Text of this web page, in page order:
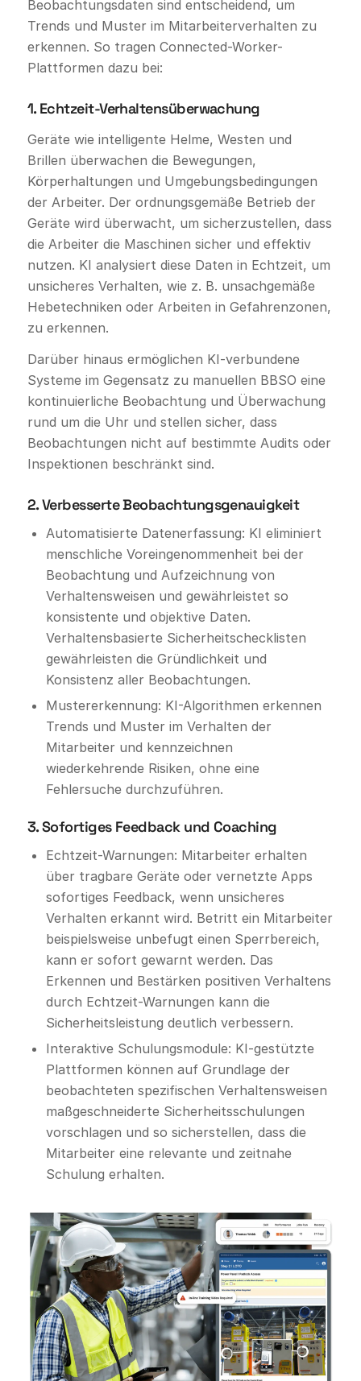
Beobachtungsdaten sind entscheidend, um
Trends und Muster im Mitarbeiterverhalten zu
erkennen. So tragen Connected-Worker-
Plattformen dazu bei:
1. Echtzeit-Verhaltensüberwachung
Geräte wie intelligente Helme, Westen und
Brillen überwachen die Bewegungen,
Körperhaltungen und Umgebungsbedingungen
der Arbeiter. Der ordnungsgemäße Betrieb der
Geräte wird überwacht, um sicherzustellen, dass
die Arbeiter die Maschinen sicher und effektiv
nutzen. KI analysiert diese Daten in Echtzeit, um
unsicheres Verhalten, wie z. B. unsachgemäße
Hebetechniken oder Arbeiten in Gefahrenzonen,
zu erkennen.
Darüber hinaus ermöglichen KI-verbundene
Systeme im Gegensatz zu manuellen BBSO eine
kontinuierliche Beobachtung und Überwachung
rund um die Uhr und stellen sicher, dass
Beobachtungen nicht auf bestimmte Audits oder
Inspektionen beschränkt sind.
2. Verbesserte Beobachtungsgenauigkeit
Automatisierte Datenerfassung: KI eliminiert
menschliche Voreingenommenheit bei der
Beobachtung und Aufzeichnung von
Verhaltensweisen und gewährleistet so
konsistente und objektive Daten.
Verhaltensbasierte Sicherheitschecklisten
gewährleisten die Gründlichkeit und
Konsistenz aller Beobachtungen.
Mustererkennung: KI-Algorithmen erkennen
Trends und Muster im Verhalten der
Mitarbeiter und kennzeichnen
wiederkehrende Risiken, ohne eine
Fehlersuche durchzuführen.
3. Sofortiges Feedback und Coaching
Echtzeit-Warnungen: Mitarbeiter erhalten
über tragbare Geräte oder vernetzte Apps
sofortiges Feedback, wenn unsicheres
Verhalten erkannt wird. Betritt ein Mitarbeiter
beispielsweise unbefugt einen Sperrbereich,
kann er sofort gewarnt werden. Das
Erkennen und Bestärken positiven Verhaltens
durch Echtzeit-Warnungen kann die
Sicherheitsleistung deutlich verbessern.
Interaktive Schulungsmodule: KI-gestützte
Plattformen können auf Grundlage der
beobachteten spezifischen Verhaltensweisen
maßgeschneiderte Sicherheitsschulungen
vorschlagen und so sicherstellen, dass die
Mitarbeiter eine relevante und zeitnahe
Schulung erhalten.